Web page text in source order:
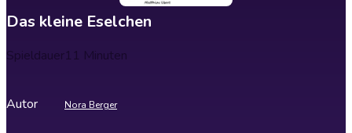
Das kleine Eselchen
Spieldauer11 Minuten
Autor Nora Berger